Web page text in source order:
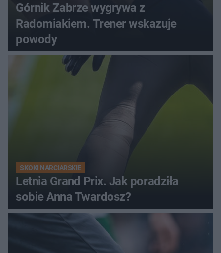
Górnik Zabrze wygrywa z
Radomiakiem. Trener wskazuje
powody
SKOKI NARCIARSKIE
Letnia Grand Prix. Jak poradziła
sobie Anna Twardosz?